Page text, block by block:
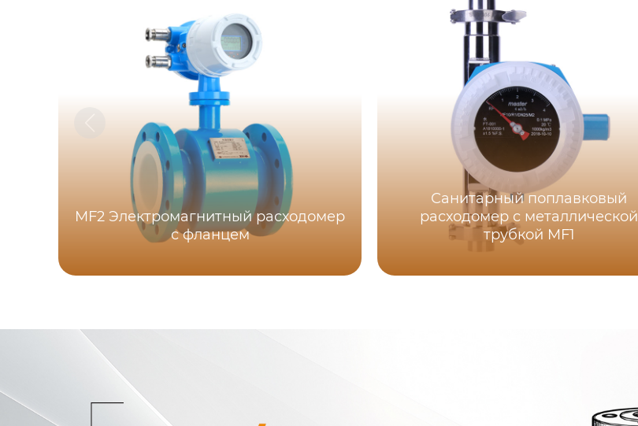
MF2 Электромагнитный расходомер
с фланцем
Санитарный поплавковый
расходомер с металлической
трубкой MF1